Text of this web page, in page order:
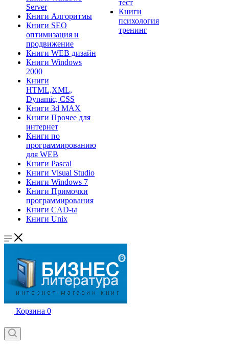
Server
Книги Алгоритмы
Книги SEO
оптимизация и
продвижение
Книги WEB дизайн
Книги Windows
2000
Книги
HTML,XML,
Dynamic, CSS
Книги 3d MAX
Книги Прочее для
интернет
Книги по
программированию
для WEB
Книги Pascal
Книги Visual Studio
Книги Windows 7
Книги Примочки
программирования
Книги CAD-ы
Книги Unix
тест
Книги
психология
тренинг
Корзина 0